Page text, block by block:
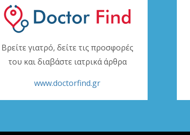
Βρείτε γιατρό, δείτε τις προσφορές
του και διαβάστε ιατρικά άρθρα
www.doctorfind.gr